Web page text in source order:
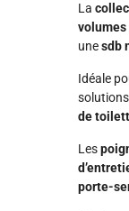
La
volumes
unesdb
Idéale
solutions
de
Les
porte-